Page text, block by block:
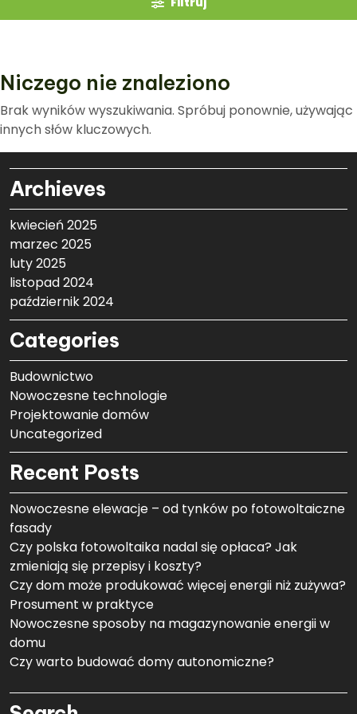
Niczego nie znaleziono
Brak wyników wyszukiwania. Spróbuj ponownie, używając
innych słów kluczowych.
Archieves
kwiecień 2025
marzec 2025
luty 2025
listopad 2024
październik 2024
Categories
Budownictwo
Nowoczesne technologie
Projektowanie domów
Uncategorized
Recent Posts
Nowoczesne elewacje – od tynków po fotowoltaiczne
fasady
Czy polska fotowoltaika nadal się opłaca? Jak
zmieniają się przepisy i koszty?
Czy dom może produkować więcej energii niż zużywa?
Prosument w praktyce
Nowoczesne sposoby na magazynowanie energii w
domu
Czy warto budować domy autonomiczne?